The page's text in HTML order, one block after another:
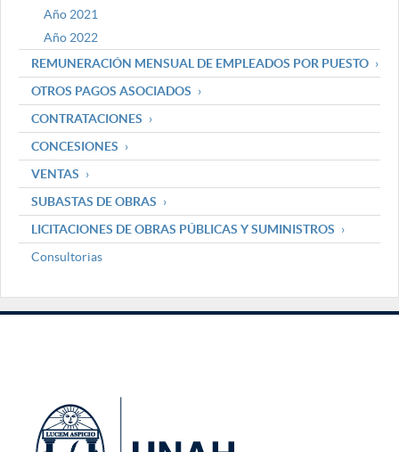
Año 2021
Año 2022
REMUNERACIÓN MENSUAL DE EMPLEADOS POR PUESTO
OTROS PAGOS ASOCIADOS
CONTRATACIONES
CONCESIONES
VENTAS
SUBASTAS DE OBRAS
LICITACIONES DE OBRAS PÚBLICAS Y SUMINISTROS
Consultorias